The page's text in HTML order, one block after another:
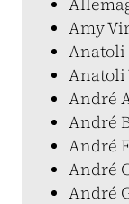
Amy
Anatoli
Anatoli
André
André
André
André
André